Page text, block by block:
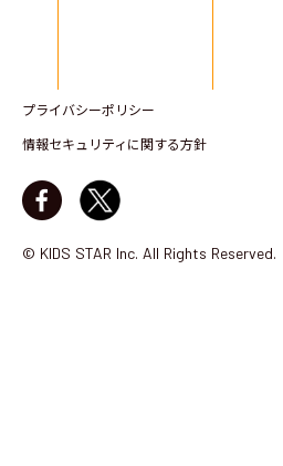
プライバシーポリシー
情報セキュリティに関する方針
© KIDS STAR Inc. All Rights Reserved.